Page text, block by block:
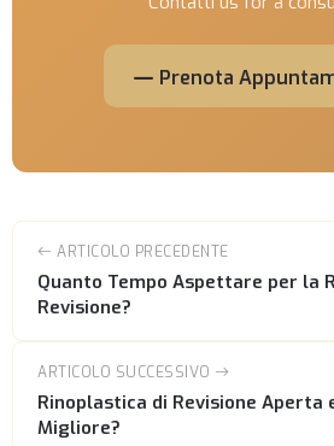
Prenota
ARTICOLO PRECEDENTE
Quanto Tempo Aspettare per la
Revisione?
ARTICOLO SUCCESSIVO
Rinoplastica di Revisione Aperta
Migliore?